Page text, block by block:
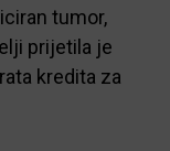
tumor,
prijetila je
kredita za